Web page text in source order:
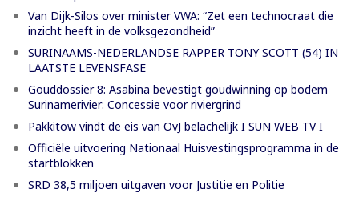
Van Dijk-Silos over minister VWA: “Zet een technocraat die
inzicht heeft in de volksgezondheid”
SURINAAMS-NEDERLANDSE RAPPER TONY SCOTT (54) IN
LAATSTE LEVENSFASE
Gouddossier 8: Asabina bevestigt goudwinning op bodem
Surinamerivier: Concessie voor riviergrind
Pakkitow vindt de eis van OvJ belachelijk I SUN WEB TV I
Officiële uitvoering Nationaal Huisvestingsprogramma in de
startblokken
SRD 38,5 miljoen uitgaven voor Justitie en Politie